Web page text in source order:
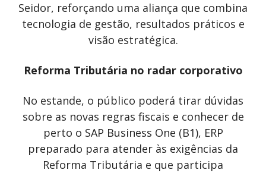
Seidor, reforçando uma aliança que combina
tecnologia de gestão, resultados práticos e
visão estratégica.
Reforma Tributária no radar corporativo
No estande, o público poderá tirar dúvidas
sobre as novas regras fiscais e conhecer de
perto o SAP Business One (B1), ERP
preparado para atender às exigências da
Reforma Tributária e que participa